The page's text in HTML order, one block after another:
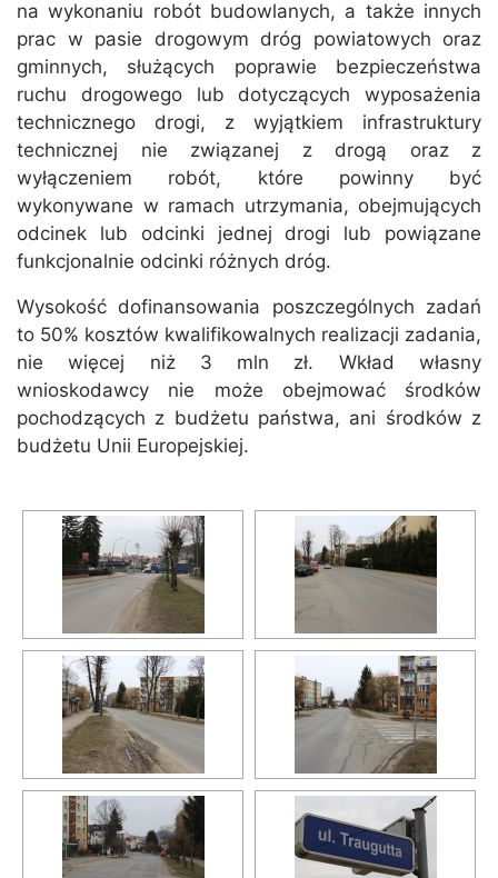
na wykonaniu robót budowlanych, a także innych
prac w pasie drogowym dróg powiatowych oraz
gminnych, służących poprawie bezpieczeństwa
ruchu drogowego lub dotyczących wyposażenia
technicznego drogi, z wyjątkiem infrastruktury
technicznej nie związanej z drogą oraz z
wyłączeniem robót, które powinny być
wykonywane w ramach utrzymania, obejmujących
odcinek lub odcinki jednej drogi lub powiązane
funkcjonalnie odcinki różnych dróg.
Wysokość dofinansowania poszczególnych zadań
to 50% kosztów kwalifikowalnych realizacji zadania,
nie więcej niż 3 mln zł. Wkład własny
wnioskodawcy nie może obejmować środków
pochodzących z budżetu państwa, ani środków z
budżetu Unii Europejskiej.